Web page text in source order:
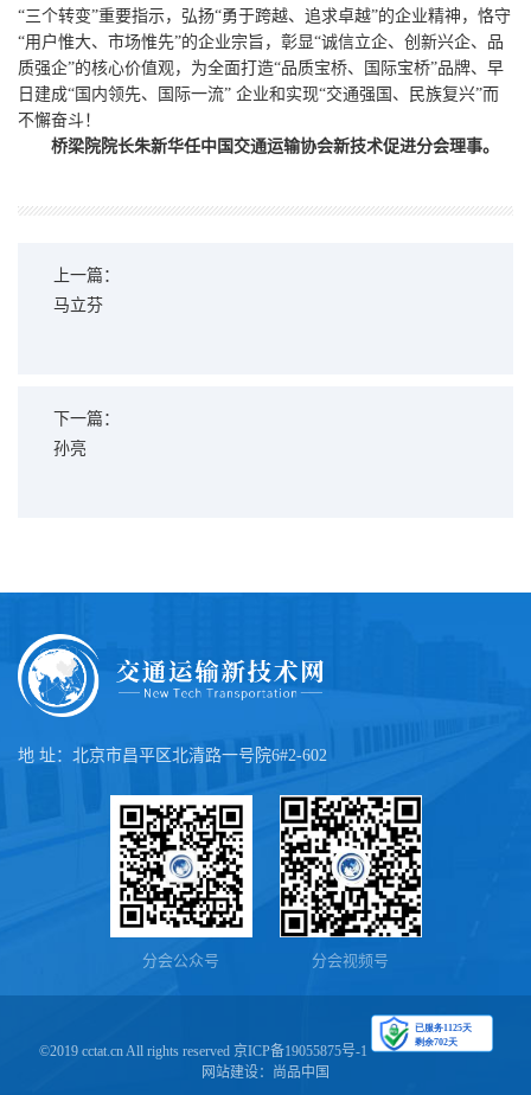
“三个转变”重要指示，弘扬“勇于跨越、追求卓越”的企业精神，恪守
“用户惟大、市场惟先”的企业宗旨，彰显“诚信立企、创新兴企、品
质强企”的核心价值观，为全面打造“品质宝桥、国际宝桥”品牌、早
日建成“国内领先、国际一流” 企业和实现“交通强国、民族复兴”而
不懈奋斗！
桥梁院院长朱新华任中国交通运输协会新技术促进分会理事。
上一篇：
马立芬
下一篇：
孙亮
地 址：北京市昌平区北清路一号院6#2-602
分会公众号 分会视频号
©2019 cctat.cn All rights reserved 京ICP备19055875号-1
网站建设： 尚品中国